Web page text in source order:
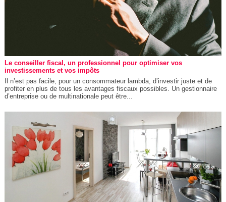
Le conseiller fiscal, un professionnel pour optimiser vos
investissements et vos impôts
Il n’est pas facile, pour un consommateur lambda, d’investir juste et de
profiter en plus de tous les avantages fiscaux possibles. Un gestionnaire
d’entreprise ou de multinationale peut être...